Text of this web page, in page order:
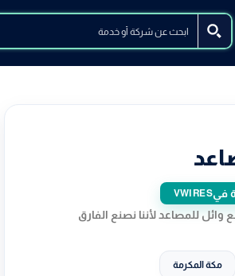
فيVWIRES
وائل للمصاعد لأننا نصنع الفارق
مكة المكرمة